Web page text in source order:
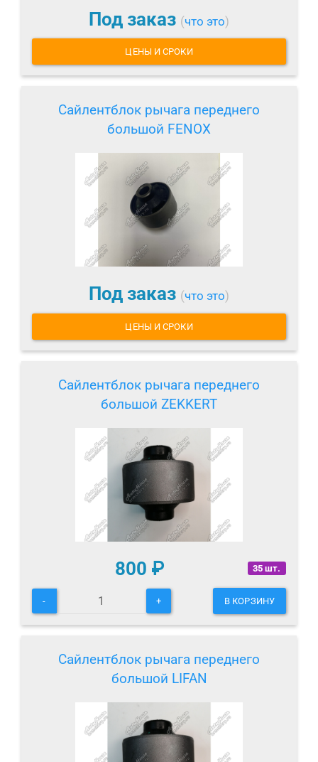
Под заказ (что это)
ЦЕНЫ И СРОКИ
Сайлентблок рычага переднего
большой FENOX
Под заказ (что это)
ЦЕНЫ И СРОКИ
Сайлентблок рычага переднего
большой ZEKKERT
35 шт.
800 ₽
- + В КОРЗИНУ
Сайлентблок рычага переднего
большой LIFAN